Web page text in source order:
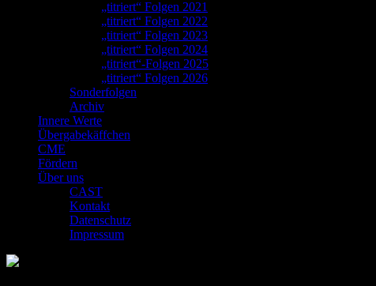
„titriert“ Folgen 2021
„titriert“ Folgen 2022
„titriert“ Folgen 2023
„titriert“ Folgen 2024
„titriert“-Folgen 2025
„titriert“ Folgen 2026
Sonderfolgen
Archiv
Innere Werte
Übergabekäffchen
CME
Fördern
Über uns
CAST
Kontakt
Datenschutz
Impressum